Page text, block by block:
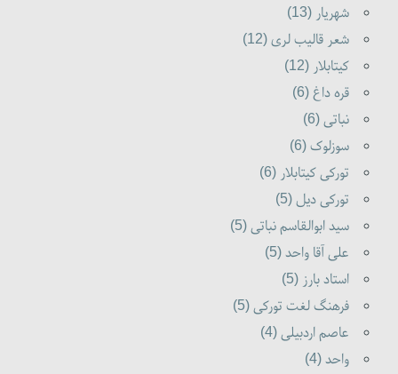
شهریار (13)
شعر قالیب لری (12)
کیتابلار (12)
قره داغ (6)
نباتی (6)
سوزلوک (6)
تورکی کیتابلار (6)
تورکی دیل (5)
سید ابوالقاسم نباتی (5)
علی آقا واحد (5)
استاد بارز (5)
فرهنگ لغت تورکی (5)
عاصم اردبیلی (4)
واحد (4)